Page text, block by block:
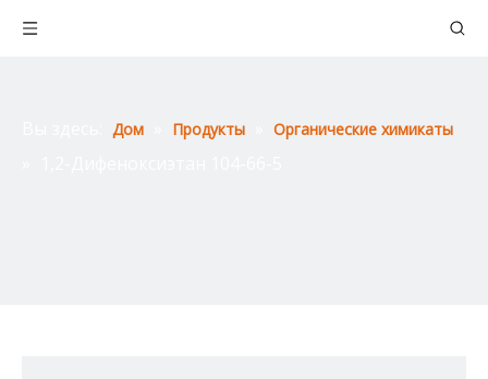
Дом Продукты Органические химикаты